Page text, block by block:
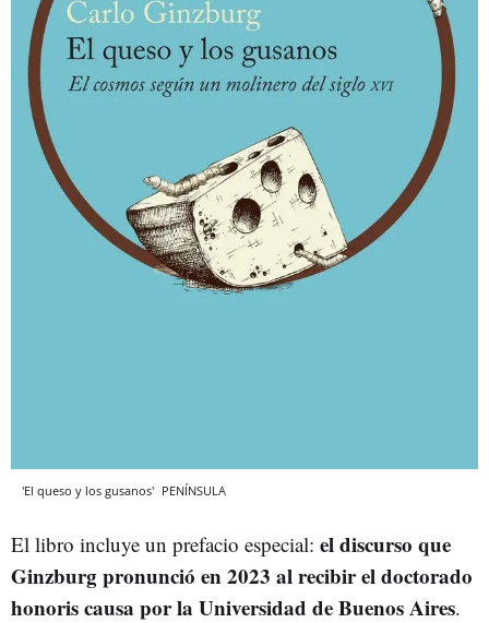
'El queso y los gusanos' PENÍNSULA
El libro incluye un prefacio especial: el discurso que
Ginzburg pronunció en 2023 al recibir el doctorado
honoris causa por la Universidad de Buenos Aires.